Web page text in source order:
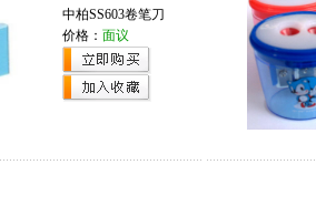
中柏SS603卷笔刀
价格： 面议